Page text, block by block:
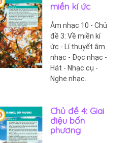
miền kí ức
Âm nhạc 10 - Chủ
đề 3: Về miền kí
ức - Lí thuyết âm
nhạc - Đọc nhạc -
Hát - Nhạc cụ -
Nghe nhạc.
Chủ đề 4: Giai
điệu bốn
phương